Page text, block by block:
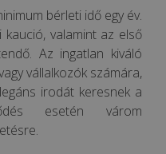
bérleti idő egy év.
valamint az első
Az ingatlan kiváló
vállalkozók számára,
irodát keresnek a
esetén várom